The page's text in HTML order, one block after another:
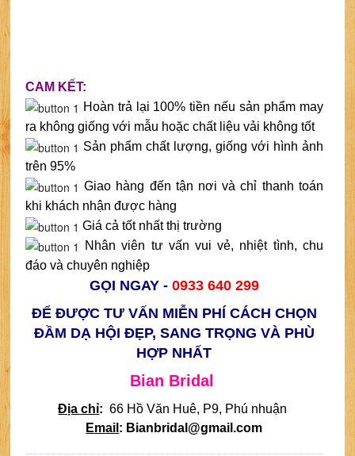
CAM KẾT:
Hoàn trả lại 100% tiền nếu sản phẩm may
ra không giống với mẫu hoặc chất liệu vải không tốt
Sản phẩm chất lượng, giống với hình ảnh
trên 95%
Giao hàng đến tận nơi và chỉ thanh toán
khi khách nhận được hàng
Giá cả tốt nhất thị trường
Nhân viên tư vấn vui vẻ, nhiệt tình, chu
đáo và chuyên nghiệp
GỌI NGAY - 0933 640 299
ĐỂ ĐƯỢC TƯ VẤN MIỄN PHÍ CÁCH CHỌN
ĐẦM DẠ HỘI ĐẸP, SANG TRỌNG VÀ PHÙ
HỢP NHẤT
Bian Bridal
Địa chỉ: 66 Hồ Văn Huê, P9, Phú nhuận
Email : Bianbridal@gmail.com